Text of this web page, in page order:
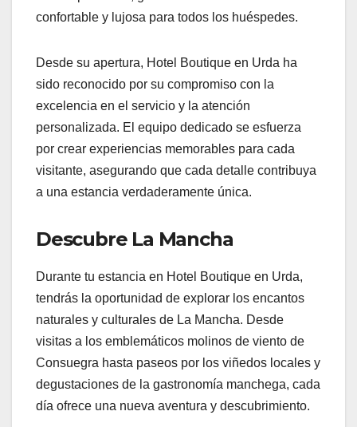
confortable y lujosa para todos los huéspedes.
Desde su apertura, Hotel Boutique en Urda ha
sido reconocido por su compromiso con la
excelencia en el servicio y la atención
personalizada. El equipo dedicado se esfuerza
por crear experiencias memorables para cada
visitante, asegurando que cada detalle contribuya
a una estancia verdaderamente única.
Descubre La Mancha
Durante tu estancia en Hotel Boutique en Urda,
tendrás la oportunidad de explorar los encantos
naturales y culturales de La Mancha. Desde
visitas a los emblemáticos molinos de viento de
Consuegra hasta paseos por los viñedos locales y
degustaciones de la gastronomía manchega, cada
día ofrece una nueva aventura y descubrimiento.